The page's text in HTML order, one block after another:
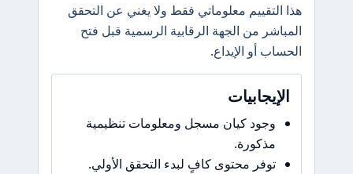
هذا التقييم معلوماتي فقط ولا يغني عن التحقق
المباشر من الجهة الرقابية الرسمية قبل فتح
الحساب أو الإيداع.
الإيجابيات
وجود كيان مسجل ومعلومات تنظيمية
مذكورة.
توفر محتوى كافٍ لبدء التحقق الأولي.